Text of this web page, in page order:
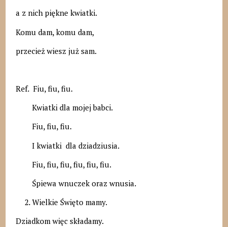
a z nich piękne kwiatki.
Komu dam, komu dam,
przecież wiesz już sam.
Ref. Fiu, fiu, fiu.
Kwiatki dla mojej babci.
Fiu, fiu, fiu.
I kwiatki dla dziadziusia.
Fiu, fiu, fiu, fiu, fiu, fiu.
Śpiewa wnuczek oraz wnusia.
Wielkie Święto mamy.
Dziadkom więc składamy.